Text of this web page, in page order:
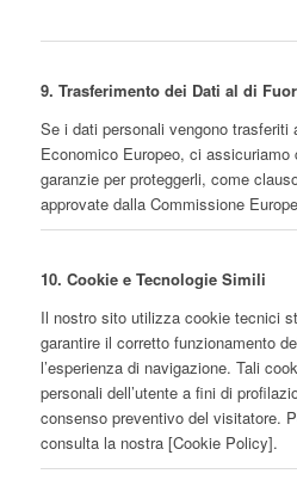
9. Trasferimento dei Dati al di
Se i dati personali vengono trasferiti
Economico Europeo, ci
garanzie per proteggerli, come
approvate dalla Commissione
10. Cookie e Tecnologie Simili
Il nostro sito utilizza cookie tecnici
garantire il corretto funzionamento
l’esperienza di navigazione. Tali
personali dell’utente a fini di
consenso preventivo del visitatore.
consulta la nostra [Cookie Policy].